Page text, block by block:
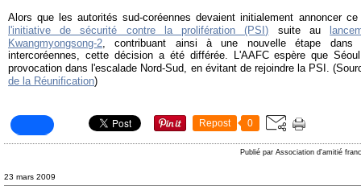
Alors que les autorités sud-coréennes devaient initialement annoncer
l'initiative de sécurité contre la prolifération (PSI)
suite au
Kwangmyongsong-2, contribuant ainsi à une nouvelle étape dans
intercoréennes, cette décision a été différée. L'AAFC espère que
provocation dans l'escalade Nord-Sud, en évitant de rejoindre la PSI.
de la Réunification)
Repost 0
Publié par Association d'amitié
23 mars 2009